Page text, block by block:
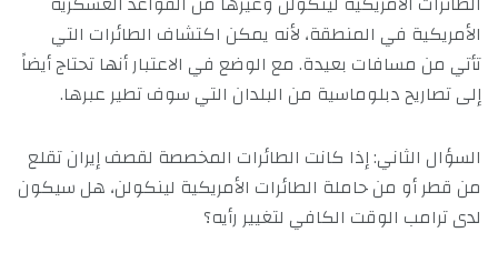
الأمريكية في المنطقة، لأنه يمكن اكتشاف الطائرات التي
تأتي من مسافات بعيدة. مع الوضع في الاعتبار أنها تحتاج أيضاً
إلى تصاريح دبلوماسية من البلدان التي سوف تطير عبرها.
السؤال الثاني: إذا كانت الطائرات المخصصة لقصف إيران تقلع
من قطر أو من حاملة الطائرات الأمريكية لينكولن، هل سيكون
لدى ترامب الوقت الكافي لتغيير رأيه؟